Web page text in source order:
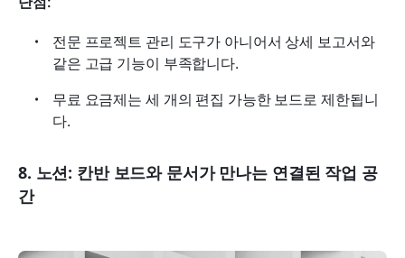
전문 프로젝트 관리 도구가 아니어서 상세 보고서와
같은 고급 기능이 부족합니다.
무료 요금제는 세 개의 편집 가능한 보드로 제한됩니
다.
8. 노션: 칸반 보드와 문서가 만나는 연결된 작업 공
간